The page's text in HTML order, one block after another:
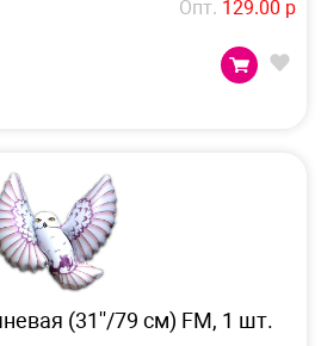
Опт. 129.00 р
(31''/79 см) FM, 1 шт.